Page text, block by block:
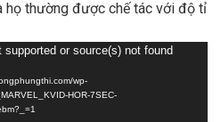
họ thường được chế tác với độ tỉ
supported or source(s) not found
wp-
HOR-7SEC-